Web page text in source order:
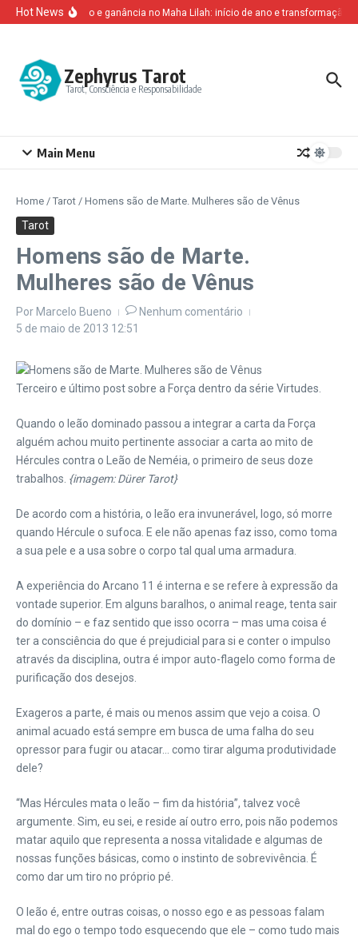
Ir para o conteúdo
Hot NewsAltruísmo e ganância no Maha Lilah: início de ano e transformação
Zephyrus Tarot
Tarot, Consciência e Responsabilidade
Main Menu
Home / Tarot / Homens são de Marte. Mulheres são de Vênus
Tarot
Homens são de Marte.
Mulheres são de Vênus
Por Marcelo Bueno
Nenhum comentário
5 de maio de 2013 12:51
Terceiro e último post sobre a Força dentro da série Virtudes.
Quando o leão dominado passou a integrar a carta da Força
alguém achou muito pertinente associar a carta ao mito de
Hércules contra o Leão de Neméia, o primeiro de seus doze
trabalhos. {imagem: Dürer Tarot}
De acordo com a história, o leão era invunerável, logo, só morre
quando Hércule o sufoca. E ele não apenas faz isso, como toma
a sua pele e a usa sobre o corpo tal qual uma armadura.
A experiência do Arcano 11 é interna e se refere à expressão da
vontade superior. Em alguns baralhos, o animal reage, tenta sair
do domínio – e faz sentido que isso ocorra – mas uma coisa é
ter a consciência do que é prejudicial para si e conter o impulso
através da disciplina, outra é impor auto-flagelo como forma de
purificação dos desejos.
Exageros a parte, é mais ou menos assim que vejo a coisa. O
animal acuado está sempre em busca de uma falha do seu
opressor para fugir ou atacar… como tirar alguma produtividade
dele?
“Mas Hércules mata o leão – fim da história”, talvez você
argumente. Sim, eu sei, e reside aí outro erro, pois não podemos
matar aquilo que representa a nossa vitalidade e algumas de
nossas funções básicas, como o instinto de sobrevivência. É
como dar um tiro no próprio pé.
O leão é, entre outras coisas, o nosso ego e as pessoas falam
mal do ego o tempo todo esquecendo que ele – como tudo mais